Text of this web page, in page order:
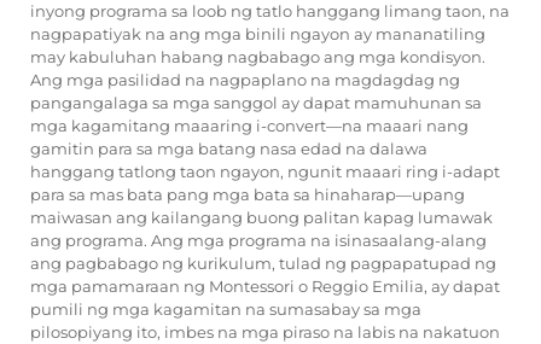
inyong programa sa loob ng tatlo hanggang limang taon, na
nagpapatiyak na ang mga binili ngayon ay mananatiling
may kabuluhan habang nagbabago ang mga kondisyon.
Ang mga pasilidad na nagpaplano na magdagdag ng
pangangalaga sa mga sanggol ay dapat mamuhunan sa
mga kagamitang maaaring i-convert—na maaari nang
gamitin para sa mga batang nasa edad na dalawa
hanggang tatlong taon ngayon, ngunit maaari ring i-adapt
para sa mas bata pang mga bata sa hinaharap—upang
maiwasan ang kailangang buong palitan kapag lumawak
ang programa. Ang mga programa na isinasaalang-alang
ang pagbabago ng kurikulum, tulad ng pagpapatupad ng
mga pamamaraan ng Montessori o Reggio Emilia, ay dapat
pumili ng mga kagamitan na sumasabay sa mga
pilosopiyang ito, imbes na mga piraso na labis na nakatuon